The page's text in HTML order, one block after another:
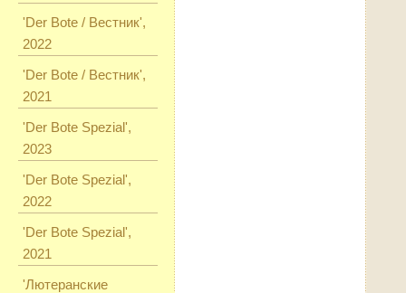
'Der Bote / Вестник',
2022
'Der Bote / Вестник',
2021
'Der Bote Spezial',
2023
'Der Bote Spezial',
2022
'Der Bote Spezial',
2021
'Лютеранские